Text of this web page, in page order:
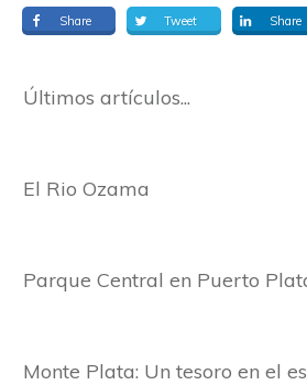
Share Tweet Share
Últimos artículos...
El Rio Ozama
Parque Central en Puerto
Monte Plata: Un tesoro en el